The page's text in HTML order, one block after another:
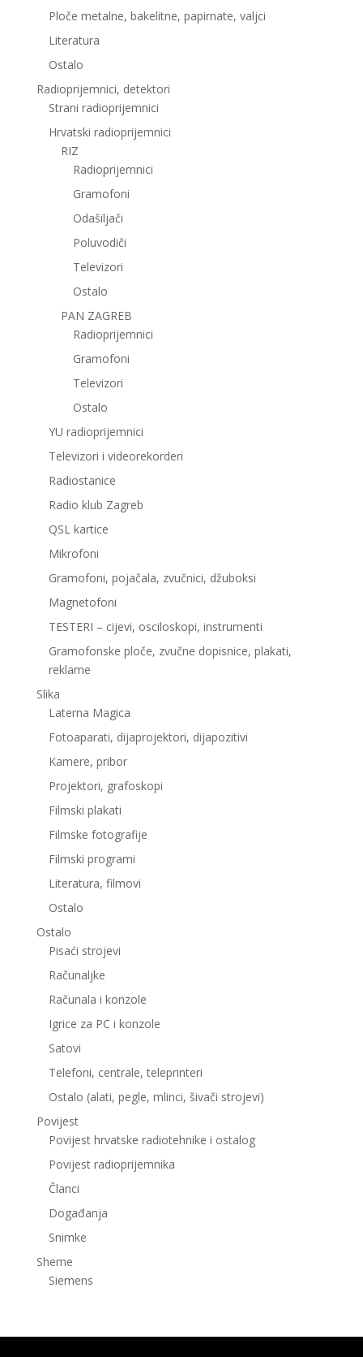
Ploče metalne, bakelitne, papirnate, valjci
Literatura
Ostalo
Radioprijemnici, detektori
Strani radioprijemnici
Hrvatski radioprijemnici
RIZ
Radioprijemnici
Gramofoni
Odašiljači
Poluvodiči
Televizori
Ostalo
PAN ZAGREB
Radioprijemnici
Gramofoni
Televizori
Ostalo
YU radioprijemnici
Televizori i videorekorderi
Radiostanice
Radio klub Zagreb
QSL kartice
Mikrofoni
Gramofoni, pojačala, zvučnici, džuboksi
Magnetofoni
TESTERI – cijevi, osciloskopi, instrumenti
Gramofonske ploče, zvučne dopisnice, plakati,
reklame
Slika
Laterna Magica
Fotoaparati, dijaprojektori, dijapozitivi
Kamere, pribor
Projektori, grafoskopi
Filmski plakati
Filmske fotografije
Filmski programi
Literatura, filmovi
Ostalo
Ostalo
Pisaći strojevi
Računaljke
Računala i konzole
Igrice za PC i konzole
Satovi
Telefoni, centrale, teleprinteri
Ostalo (alati, pegle, mlinci, šivači strojevi)
Povijest
Povijest hrvatske radiotehnike i ostalog
Povijest radioprijemnika
Članci
Događanja
Snimke
Sheme
Siemens